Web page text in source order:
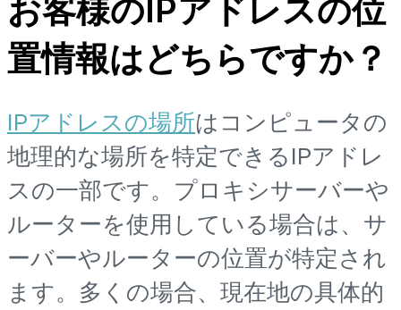
お客様のIPアドレスの位
置情報はどちらですか？
IPアドレスの場所はコンピュータの
地理的な場所を特定できるIPアドレ
スの一部です。プロキシサーバーや
ルーターを使用している場合は、サ
ーバーやルーターの位置が特定され
ます。多くの場合、現在地の具体的